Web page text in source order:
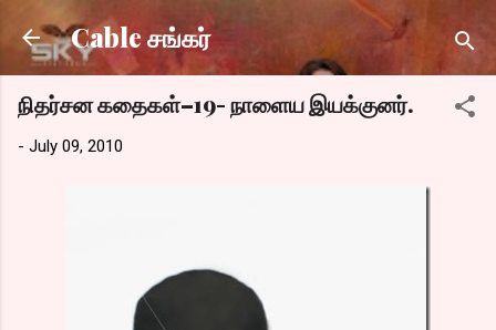
Skip to main content
Cable சங்கர்
நிதர்சன கதைகள்–19- நாளைய இயக்குனர்.
- July 09, 2010